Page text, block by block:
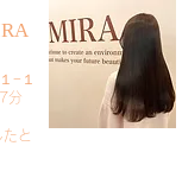
−１
分
と